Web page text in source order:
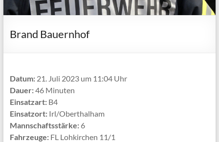
löschen
bergen
Brand Bauernhof
Datum:21. Juli 2023 um 11:04 Uhr
Dauer:46 Minuten
Einsatzart:B4
Einsatzort:Irl/Oberthalham
Mannschaftsstärke:6
Fahrzeuge:FL Lohkirchen 11/1